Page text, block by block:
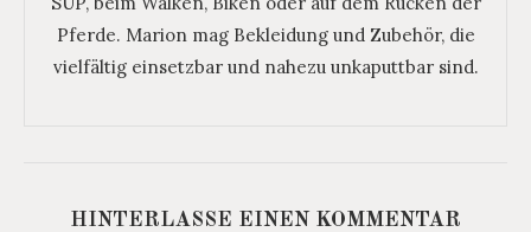
Pferde. Marion mag Bekleidung und Zubehör, die
vielfältig einsetzbar und nahezu unkaputtbar sind.
HINTERLASSE EINEN KOMMENTAR